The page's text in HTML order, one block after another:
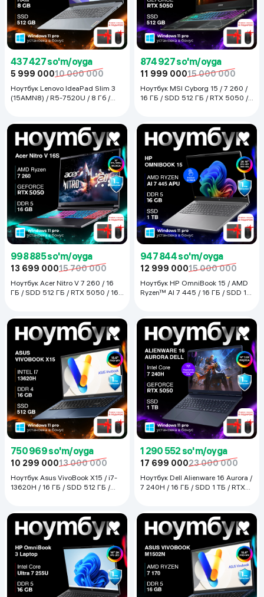
437 427 so'm/oyga
5 999 00010 000 000
Ноутбук Lenovo IdeaPad Slim 3
(15AMN8) / R5-7520U / 8 Гб /
874 927 so'm/oyga
11 999 00015 000 000
Ноутбук MSI Cyborg 15 / 7 260 /
16 ГБ / SDD 512 ГБ / RTX 5050 /
998 885 so'm/oyga
13 699 00015 700 000
Ноутбук Acer Nitro V 7 260 / 16
ГБ / SDD 512 ГБ / RTX 5050 / 16",
947 844 so'm/oyga
12 999 00015 000 000
Ноутбук HP OmniBook 15 / AMD
Ryzen™ AI 7 445 / 16 ГБ / SDD 1
750 969 so'm/oyga
10 299 00013 000 000
Ноутбук Asus VivoBook X15 / i7-
13620H / 16 ГБ / SDD 512 ГБ /
1 290 552 so'm/oyga
17 699 00023 000 000
Ноутбук Dell Alienware 16 Aurora /
7 240H / 16 ГБ / SDD 1 ТБ / RTX